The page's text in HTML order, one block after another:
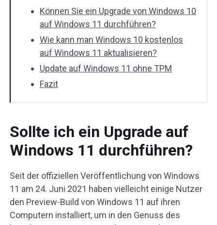
Können Sie ein Upgrade von Windows 10
auf Windows 11 durchführen?
Wie kann man Windows 10 kostenlos
auf Windows 11 aktualisieren?
Update auf Windows 11 ohne TPM
Fazit
Sollte ich ein Upgrade auf
Windows 11 durchführen?
Seit der offiziellen Veröffentlichung von Windows
11 am 24. Juni 2021 haben vielleicht einige Nutzer
den Preview-Build von Windows 11 auf ihren
Computern installiert, um in den Genuss des